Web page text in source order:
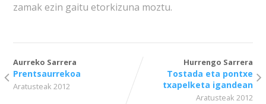
zamak ezin gaitu etorkizuna moztu.
Aurreko Sarrera
Prentsaurrekoa
Aratusteak 2012
Hurrengo Sarrera
Tostada eta pontxe
txapelketa igandean
Aratusteak 2012